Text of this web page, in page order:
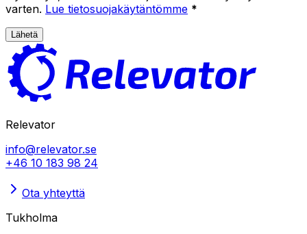
varten. Lue tietosuojakäytäntömme *
Lähetä
Relevator
info@relevator.se
+46 10 183 98 24
Ota yhteyttä
Tukholma